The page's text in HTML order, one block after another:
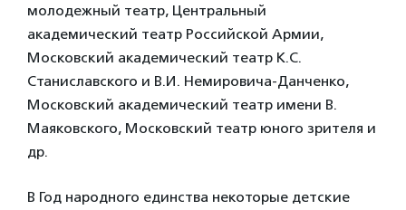
молодежный театр, Центральный
академический театр Российской Армии,
Московский академический театр К.С.
Станиславского и В.И. Немировича-Данченко,
Московский академический театр имени В.
Маяковского, Московский театр юного зрителя и
др.
В Год народного единства некоторые детские